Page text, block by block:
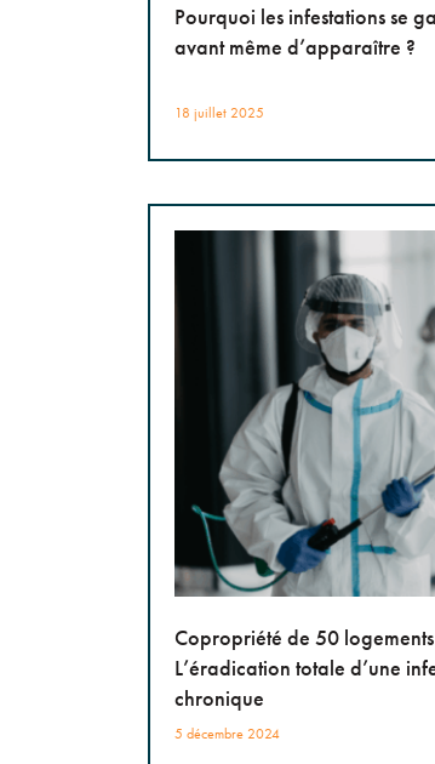
Pourquoi les infestations se
avant même d’apparaître ?
18 juillet 2025
Copropriété de 50
L’éradication totale d’une
chronique
5 décembre 2024